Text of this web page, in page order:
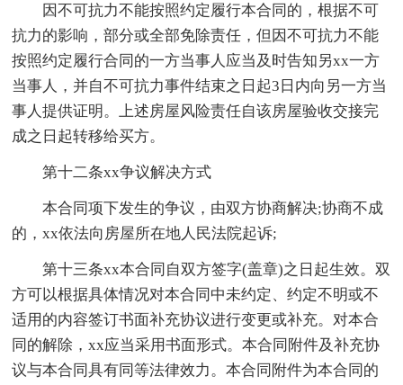
因不可抗力不能按照约定履行本合同的，根据不可
抗力的影响，部分或全部免除责任，但因不可抗力不能
按照约定履行合同的一方当事人应当及时告知另xx一方
当事人，并自不可抗力事件结束之日起3日内向另一方当
事人提供证明。上述房屋风险责任自该房屋验收交接完
成之日起转移给买方。
第十二条xx争议解决方式
本合同项下发生的争议，由双方协商解决;协商不成
的，xx依法向房屋所在地人民法院起诉;
第十三条xx本合同自双方签字(盖章)之日起生效。双
方可以根据具体情况对本合同中未约定、约定不明或不
适用的内容签订书面补充协议进行变更或补充。对本合
同的解除，xx应当采用书面形式。本合同附件及补充协
议与本合同具有同等法律效力。本合同附件为本合同的